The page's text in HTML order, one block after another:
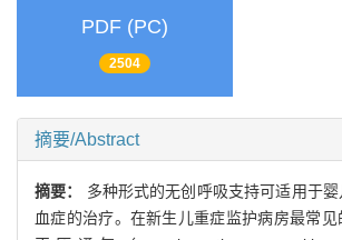
PDF (PC)
2504
摘要/Abstract
摘要： 多种形式的无创呼吸支持可适用于
血症的治疗。在新生儿重症监护病房最常